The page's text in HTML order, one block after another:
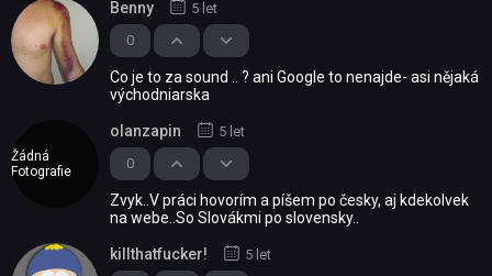
0
Benny 5 let
Co je to za sound .. ? ani Google to nenajde- asi nějaká
východniarska
Žádná
Fotografie
0
olanzapin 5 let
Zvyk..V práci hovorím a píšem po česky, aj kdekolvek
na webe..So Slovákmi po slovensky..
killthatfucker! 5 let